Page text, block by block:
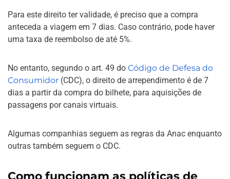
Para este direito ter validade, é preciso que a compra
anteceda a viagem em 7 dias. Caso contrário, pode haver
uma taxa de reembolso de até 5%.
No entanto, segundo o art. 49 do Código de Defesa do
Consumidor (CDC), o direito de arrependimento é de 7
dias a partir da compra do bilhete, para aquisições de
passagens por canais virtuais.
Algumas companhias seguem as regras da Anac enquanto
outras também seguem o CDC.
Como funcionam as políticas de